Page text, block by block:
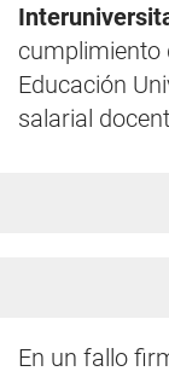
cumplimiento
Educación
salarial
En un fallo